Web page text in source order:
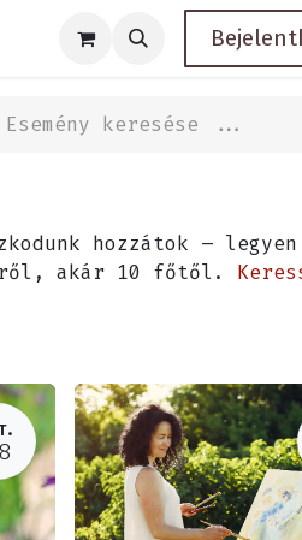
hozzátok –
akár 10 főtől.